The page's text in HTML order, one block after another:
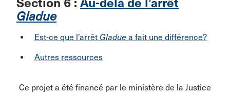
Gladue
Est-ce que l’arrêt Gladue a fait une différence?
Autres ressources
Ce projet a été financé par le ministère de la Justice